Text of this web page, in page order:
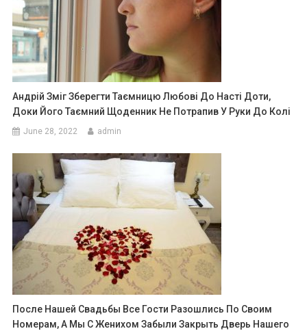
Андрій Зміг Зберегти Таємницю Любові До Насті Доти,
Доки Його Таємний Щоденник Не Потрапив У Руки До Колі
June 28, 2022 admin
После Нашей Свадьбы Все Гости Разошлись По Своим
Номерам, А Мы С Женихом Забыли Закрыть Дверь Нашего